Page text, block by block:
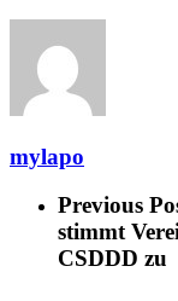
mylapo
Previous
stimmt
CSDDD zu